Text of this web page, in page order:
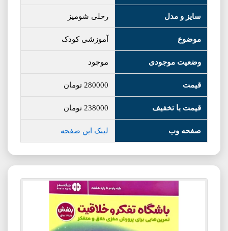
سایز و مدل رحلی شومیز
موضوع آموزشی کودک
وضعیت موجودی موجود
قیمت 280000 تومان
قیمت با تخفیف 238000 تومان
صفحه وب لینک این صفحه